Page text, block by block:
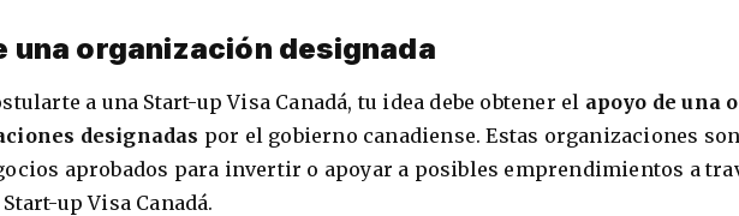
una organización designada
a una Start-up Visa Canadá, tu idea debe obtener el apoyo de una o
designadas por el gobierno canadiense. Estas organizaciones
aprobados para invertir o apoyar a posibles emprendimientos a
up Visa Canadá.